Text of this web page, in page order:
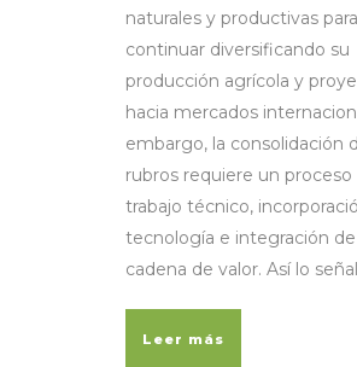
naturales y productivas para
continuar diversificando su
producción agrícola y
hacia mercados
embargo, la consolidación
rubros requiere un proceso
trabajo técnico,
tecnología e integración de
cadena de valor. Así lo
Leer más